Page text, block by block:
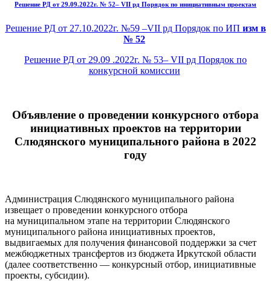
Решение РД от 29.09.2022г. № 52– VII рд Порядок по инициативным проектам
Решение РД от 27.10.2022г. №59 –VII рд Порядок по ИП изм в
№ 52
Решение РД от 29.09 .2022г. № 53– VII рд Порядок по
конкурсной комиссии
Объявление о проведении конкурсного отбора
инициативных проектов на территории
Слюдянского муниципального района в 2022
году
Администрация Слюдянского муниципального района
извещает о проведении конкурсного отбора
на муниципальном этапе на территории Слюдянского
муниципального района инициативных проектов,
выдвигаемых для получения финансовой поддержки за счет
межбюджетных трансфертов из бюджета Иркутской области
(далее соответственно — конкурсный отбор, инициативные
проекты, субсидии).